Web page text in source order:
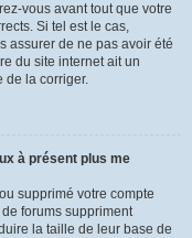
vous avant tout que votre
Si tel est le cas,
assurer de ne pas avoir été
du site internet ait un
de la corriger.
à présent plus me
supprimé votre compte
forums suppriment
la taille de leur base de